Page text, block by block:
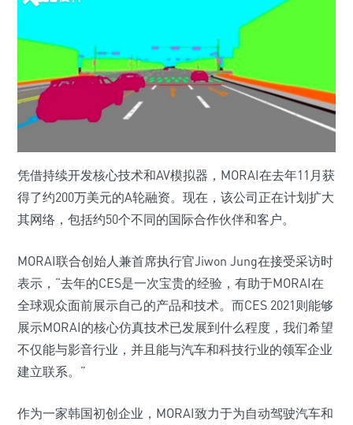
凭借持续开发核心技术和AV模拟器，MORAI在去年11月获
得了约200万美元的A轮融资。现在，该公司正在计划扩大
其网络，包括约50个不同的国际合作伙伴和客户。
MORAI联合创始人兼首席执行官Jiwon Jung在接受采访时
表示，“去年的CES是一次宝贵的经验，有助于MORAI在
全球观众面前展示自己的产品和技术。而CES 2021则能够
展示MORAI的核心仿真技术已发展到什么程度，我们希望
不仅能与影音行业，并且能与汽车和科技行业的领军企业
建立联系。”
作为一家韩国初创企业，MORAI致力于为自动驾驶汽车和